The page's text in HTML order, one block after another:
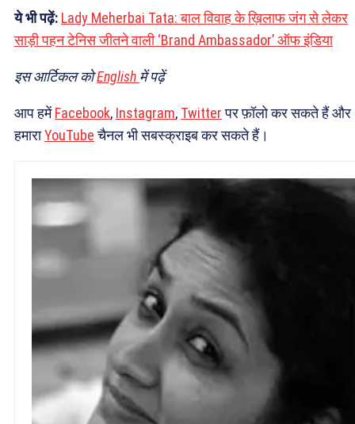
ये भी पढ़ें: Lady Meherbai Tata: बाल विवाह के ख़िलाफ जंग से लेकर
साड़ी पहन टेनिस जीतने वाली ‘Brand Ambassador’ ऑफ इंडिया
इस आर्टिकल कोEnglish में पढ़ें
आप हमेंFacebook, Instagram, Twitterपर फ़ॉलो कर सकते हैं और
हमाराYouTubeचैनल भी सबस्क्राइब कर सकते हैं।